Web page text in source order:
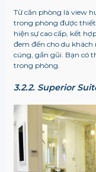
Từ căn phòng là view
trong phòng được
hiện sự cao cấp, kết
đem đến cho du
cúng, gần gũi. Bạn có
trong phòng.
3.2.2. Superior